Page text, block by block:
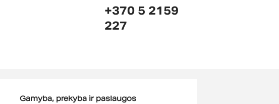
+370 5 2159
227
Gamyba, prekyba ir paslaugos